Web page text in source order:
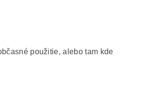
použitie, alebo tam kde